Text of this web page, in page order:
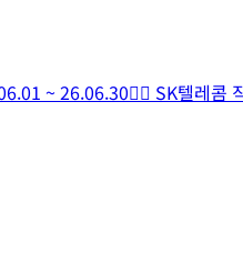
~ 26.06.30👍🏻 SK텔레콤